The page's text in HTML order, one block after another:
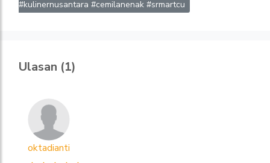
#kulinernusantara #cemilanenak #srmartcu
Ulasan (1)
oktadianti